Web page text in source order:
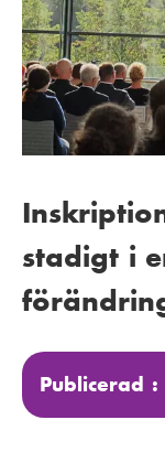
stadigt i
Publicerad